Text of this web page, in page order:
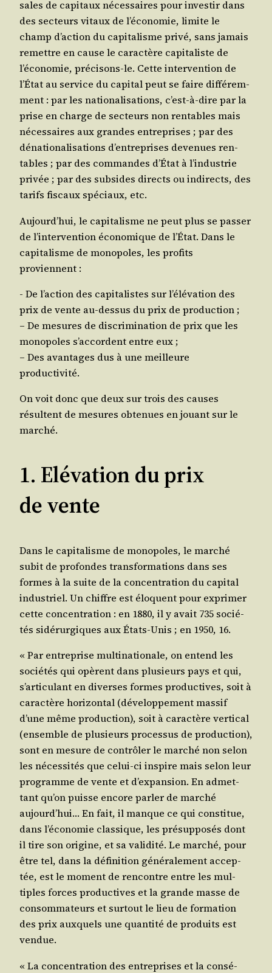
sales de capi­taux néces­saires pour inves­tir dans
des sec­teurs vitaux de l’économie, limite le
champ d’action du capi­ta­lisme pri­vé, sans jamais
remettre en cause le carac­tère capi­ta­liste de
l’économie, pré­ci­sons-le. Cette inter­ven­tion de
l’État au ser­vice du capi­tal peut se faire dif­fé­rem­
ment : par les natio­na­li­sa­tions, c’est-à-dire par la
prise en charge de sec­teurs non ren­tables mais
néces­saires aux grandes entre­prises ; par des
déna­tio­na­li­sa­tions d’entreprises deve­nues ren­
tables ; par des com­mandes d’État à l’industrie
pri­vée ; par des sub­sides directs ou indi­rects, des
tarifs fis­caux spé­ciaux, etc.
Aujourd’hui, le capi­ta­lisme ne peut plus se pas­ser
de l’intervention éco­no­mique de l’État. Dans le
capi­ta­lisme de mono­poles, les pro­fits
proviennent :
- De l’action des capi­ta­listes sur l’élévation des
prix de vente au-des­sus du prix de production ;
– De mesures de dis­cri­mi­na­tion de prix que les
mono­poles s’accordent entre eux ;
– Des avan­tages dus à une meilleure
productivité.
On voit donc que deux sur trois des causes
résultent de mesures obte­nues en jouant sur le
marché.
1. Elévation du prix
de vente
Dans le capi­ta­lisme de mono­poles, le mar­ché
subit de pro­fondes trans­for­ma­tions dans ses
formes à la suite de la concen­tra­tion du capi­tal
indus­triel. Un chiffre est élo­quent pour expri­mer
cette concen­tra­tion : en 1880, il y avait 735 socié­
tés sidé­rur­giques aux États-Unis ; en 1950, 16.
« Par entre­prise mul­ti­na­tio­nale, on entend les
socié­tés qui opèrent dans plu­sieurs pays et qui,
s’articulant en diverses formes pro­duc­tives, soit à
carac­tère hori­zon­tal (déve­lop­pe­ment mas­sif
d’une même pro­duc­tion), soit à carac­tère ver­ti­cal
(ensemble de plu­sieurs pro­ces­sus de pro­duc­tion),
sont en mesure de contrô­ler le mar­ché non selon
les néces­si­tés que celui-ci ins­pire mais selon leur
pro­gramme de vente et d’expansion. En admet­
tant qu’on puisse encore par­ler de mar­ché
aujourd’hui… En fait, il manque ce qui consti­tue,
dans l’économie clas­sique, les pré­sup­po­sés dont
il tire son ori­gine, et sa vali­di­té. Le mar­ché, pour
être tel, dans la défi­ni­tion géné­ra­le­ment accep­
tée, est le moment de ren­contre entre les mul­
tiples forces pro­duc­tives et la grande masse de
consom­ma­teurs et sur­tout le lieu de for­ma­tion
des prix aux­quels une quan­ti­té de pro­duits est
vendue.
« La concen­tra­tion des entre­prises et la consé­